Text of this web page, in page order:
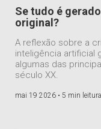
Se tudo é
original?
A reflexão sobre a
inteligência artificial
algumas das
século XX.
mai 19 2026 • 5 min leitura